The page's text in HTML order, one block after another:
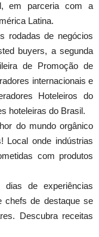
em parceria com a
Latina.
rodadas de negócios
buyers, a segunda
de Promoção de
internacionais e
Hoteleiros do
hoteleiras do Brasil.
do mundo orgânico
Local onde indústrias
com produtos
de experiências
chefs de destaque se
Descubra receitas